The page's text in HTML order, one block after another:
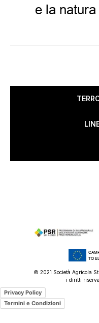
e la
© 2021 Società Agricola
i diritti
TO
Privacy Policy
Termini e Condizioni